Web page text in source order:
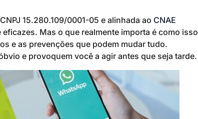
15.280.109/0001-05 e alinhada ao CNAE
Mas o que realmente importa é como isso
e as prevenções que podem mudar tudo.
e provoquem você a agir antes que seja tarde.